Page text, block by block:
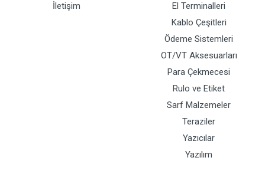
İletişim
El Terminalleri
Kablo Çeşitleri
Ödeme Sistemleri
OT/VT Aksesuarları
Para Çekmecesi
Rulo ve Etiket
Sarf Malzemeler
Teraziler
Yazıcılar
Yazılım